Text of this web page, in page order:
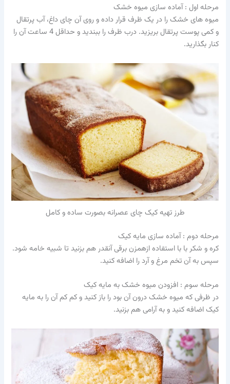
مرحله اول : آماده سازی میوه خشک
میوه های خشک را در یک ظرف قرار داده و روی آن چای داغ، آب پرتقال
و کمی پوست پرتقال بریزید. درب ظرف را ببندید و حداقل 4 ساعت آن را
کنار بگذارید.
طرز تهیه کیک چای عصرانه بصورت ساده و کامل
مرحله دوم : آماده سازی مایه کیک
کره و شکر با با استفاده ازهمزن برقی آنقدر هم بزنید تا شبیه خامه شود.
سپس به آن تخم مرغ و آرد را اضافه کنید.
مرحله سوم : افزودن میوه خشک به مایه کیک
در ظرفی که میوه خشک درون آن بود را باز کنید و کم کم آن را به مایه
کیک اضافه کنید و به آرامی هم بزنید.